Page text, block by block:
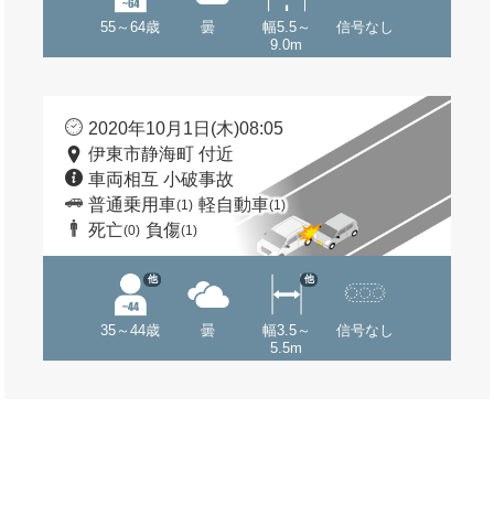
55～64歳 曇
幅5.5～
9.0m
信号なし
2020年10月1日(木)08:05
伊東市静海町 付近
車両相互 小破事故
普通乗用車(1) 軽自動車(1)
死亡(0) 負傷(1)
35～44歳
他
曇
幅3.5～
5.5m
他
信号なし